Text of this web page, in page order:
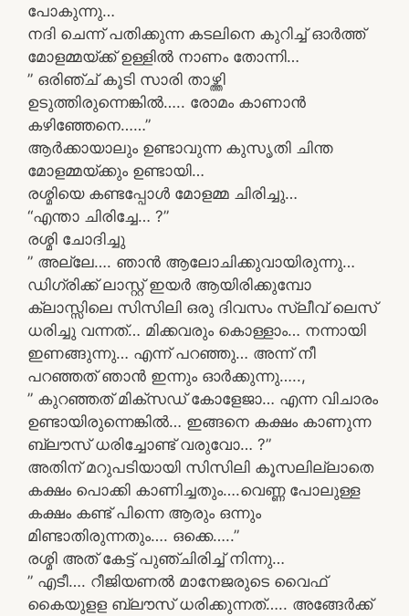
പോകുന്നു…
നദി ചെന്ന് പതിക്കുന്ന കടലിനെ കുറിച്ച് ഓർത്ത്
മോളമ്മയ്ക്ക് ഉള്ളിൽ നാണം തോന്നി…
” ഒരിഞ്ച് കൂടി സാരി താഴ്ത്തി
ഉടുത്തിരുന്നെങ്കിൽ….. രോമം കാണാൻ
കഴിഞ്ഞേനെ……”
ആർക്കായാലും ഉണ്ടാവുന്ന കുസൃതി ചിന്ത
മോളമ്മയ്ക്കും ഉണ്ടായി…
രശ്മിയെ കണ്ടപ്പോൾ മോളമ്മ ചിരിച്ചു…
“എന്താ ചിരിച്ചേ… ?”
രശ്മി ചോദിച്ചു
” അല്ലേ…. ഞാൻ ആലോചിക്കുവായിരുന്നു…
ഡിഗ്രിക്ക് ലാസ്റ്റ് ഇയർ ആയിരിക്കുമ്പോ
ക്ലാസ്സിലെ സിസിലി ഒരു ദിവസം സ്ലീവ് ലെസ്
ധരിച്ചു വന്നത്… മിക്കവരും കൊള്ളാം… നന്നായി
ഇണങ്ങുന്നു… എന്ന് പറഞ്ഞു… അന്ന് നീ
പറഞ്ഞത് ഞാൻ ഇന്നും ഓർക്കുന്നു…..,
” കുറഞ്ഞത് മിക്സഡ് കോളേജാ… എന്ന വിചാരം
ഉണ്ടായിരുന്നെങ്കിൽ… ഇങ്ങനെ കക്ഷം കാണുന്ന
ബ്ലൗസ് ധരിച്ചോണ്ട് വരുവോ… ?”
അതിന് മറുപടിയായി സിസിലി കൂസലില്ലാതെ
കക്ഷം പൊക്കി കാണിച്ചതും….വെണ്ണ പോലുള്ള
കക്ഷം കണ്ട് പിന്നെ ആരും ഒന്നും
മിണ്ടാതിരുന്നതും…. ഒക്കെ…..”
രശ്മി അത് കേട്ട് പുഞ്ചിരിച്ച് നിന്നു…
” എടീ…. റീജിയണൽ മാനേജരുടെ വൈഫ്
കൈയുളള ബ്ലൗസ് ധരിക്കുന്നത്….. അങ്ങേർക്ക്